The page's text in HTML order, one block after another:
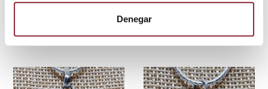
Denegar
Plata y Pedrería
luna" pequeño
18,00 € Plata y Pedrería
plata "Chhepu"
22,00 €